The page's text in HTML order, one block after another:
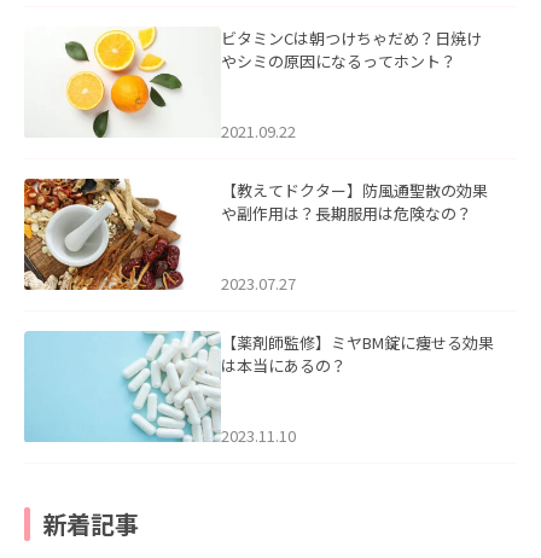
ビタミンCは朝つけちゃだめ？日焼け
やシミの原因になるってホント？
2021.09.22
【教えてドクター】防風通聖散の効果
や副作用は？長期服用は危険なの？
2023.07.27
【薬剤師監修】ミヤBM錠に痩せる効果
は本当にあるの？
2023.11.10
新着記事